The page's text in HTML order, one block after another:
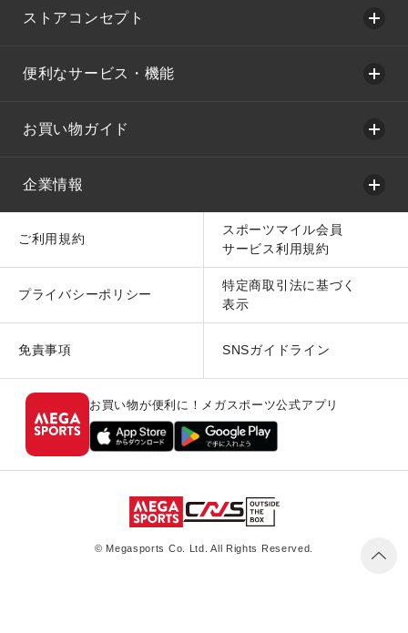
ストアコンセプト
便利なサービス・機能
お買い物ガイド
企業情報
ご利用規約
スポーツマイル会員
サービス利用規約
プライバシーポリシー
特定商取引法に基づく
表示
免責事項 SNSガイドライン
お買い物が便利に！メガスポーツ公式アプリ
© Megasports Co. Ltd. All Rights Reserved.